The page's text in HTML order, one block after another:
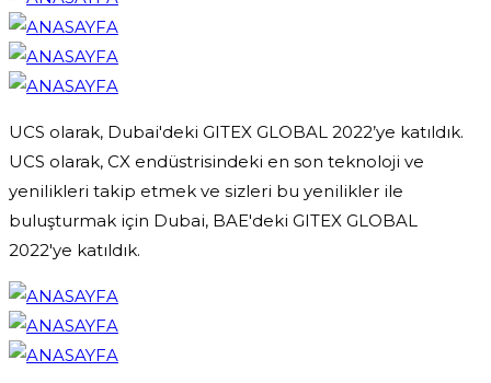
UCS olarak, Dubai'deki GITEX GLOBAL 2022’ye katıldık.
UCS olarak, CX endüstrisindeki en son teknoloji ve
yenilikleri takip etmek ve sizleri bu yenilikler ile
buluşturmak için Dubai, BAE'deki GITEX GLOBAL
2022'ye katıldık.